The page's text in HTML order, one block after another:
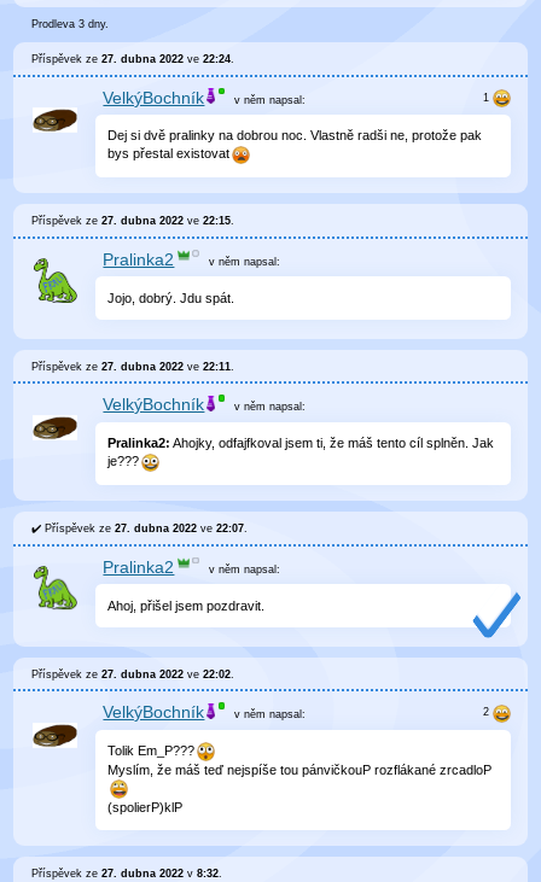
Prodleva 3 dny.
Příspěvek ze27. dubna 2022 ve22:24
VelkýBochník v němnapsal:
Dej si dvě pralinky na dobrou noc. Vlastně radši ne, protože pak
bys přestal existovat
Příspěvek ze27. dubna 2022 ve22:15.
Pralinka2 v něm napsal:
Jojo, dobrý. Jdu spát.
Příspěvek ze27. dubna 2022 ve22:11
VelkýBochník v němnapsal:
Pralinka2: Ahojky, odfajfkoval jsem ti, že máš tento cíl splněn. Jak
je???
Příspěvek ze27. dubna 2022 ve22:07.
Pralinka2 v něm napsal:
Ahoj, přišel jsem pozdravit.
Příspěvek ze27. dubna 2022 ve22:02
VelkýBochník v němnapsal:
Tolik Em_P???
Myslím, že máš teď nejspíše tou pánvičkouP rozflákané zrcadloP
(spolierP)klP
Příspěvek ze27. dubna 2022 v8:32.